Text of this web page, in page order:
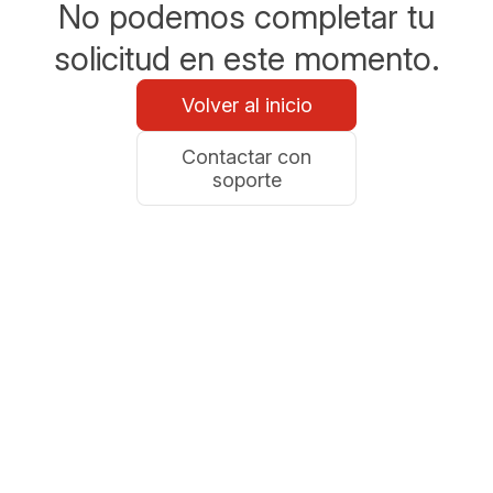
No podemos completar tu
solicitud en este momento.
Volver al inicio
Contactar con
soporte